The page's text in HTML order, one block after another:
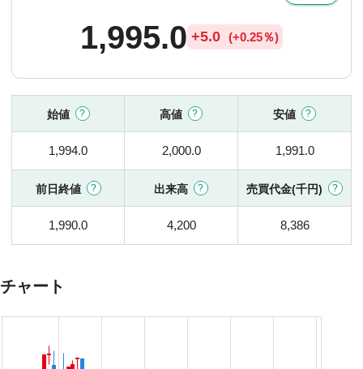
1,995.0 +5.0 (+0.25％)
始値 高値 安値
1,994.0 2,000.0 1,991.0
前日終値 出来高 売買代金(千円)
1,990.0 4,200 8,386
チャート